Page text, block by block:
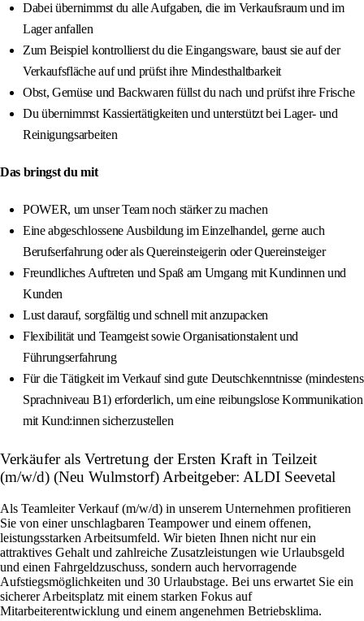
Dabei übernimmst du alle Aufgaben, die im Verkaufsraum und im
Lager anfallen
Zum Beispiel kontrollierst du die Eingangsware, baust sie auf der
Verkaufsfläche auf und prüfst ihre Mindesthaltbarkeit
Obst, Gemüse und Backwaren füllst du nach und prüfst ihre Frische
Du übernimmst Kassiertätigkeiten und unterstützt bei Lager- und
Reinigungsarbeiten
Das bringst du mit
POWER, um unser Team noch stärker zu machen
Eine abgeschlossene Ausbildung im Einzelhandel, gerne auch
Berufserfahrung oder als Quereinsteigerin oder Quereinsteiger
Freundliches Auftreten und Spaß am Umgang mit Kundinnen und
Kunden
Lust darauf, sorgfältig und schnell mit anzupacken
Flexibilität und Teamgeist sowie Organisationstalent und
Führungserfahrung
Für die Tätigkeit im Verkauf sind gute Deutschkenntnisse (mindestens
Sprachniveau B1) erforderlich, um eine reibungslose Kommunikation
mit Kund:innen sicherzustellen
Verkäufer als Vertretung der Ersten Kraft in Teilzeit
(m/w/d) (Neu Wulmstorf) Arbeitgeber: ALDI Seevetal
Als Teamleiter Verkauf (m/w/d) in unserem Unternehmen profitieren
Sie von einer unschlagbaren Teampower und einem offenen,
leistungsstarken Arbeitsumfeld. Wir bieten Ihnen nicht nur ein
attraktives Gehalt und zahlreiche Zusatzleistungen wie Urlaubsgeld
und einen Fahrgeldzuschuss, sondern auch hervorragende
Aufstiegsmöglichkeiten und 30 Urlaubstage. Bei uns erwartet Sie ein
sicherer Arbeitsplatz mit einem starken Fokus auf
Mitarbeiterentwicklung und einem angenehmen Betriebsklima.